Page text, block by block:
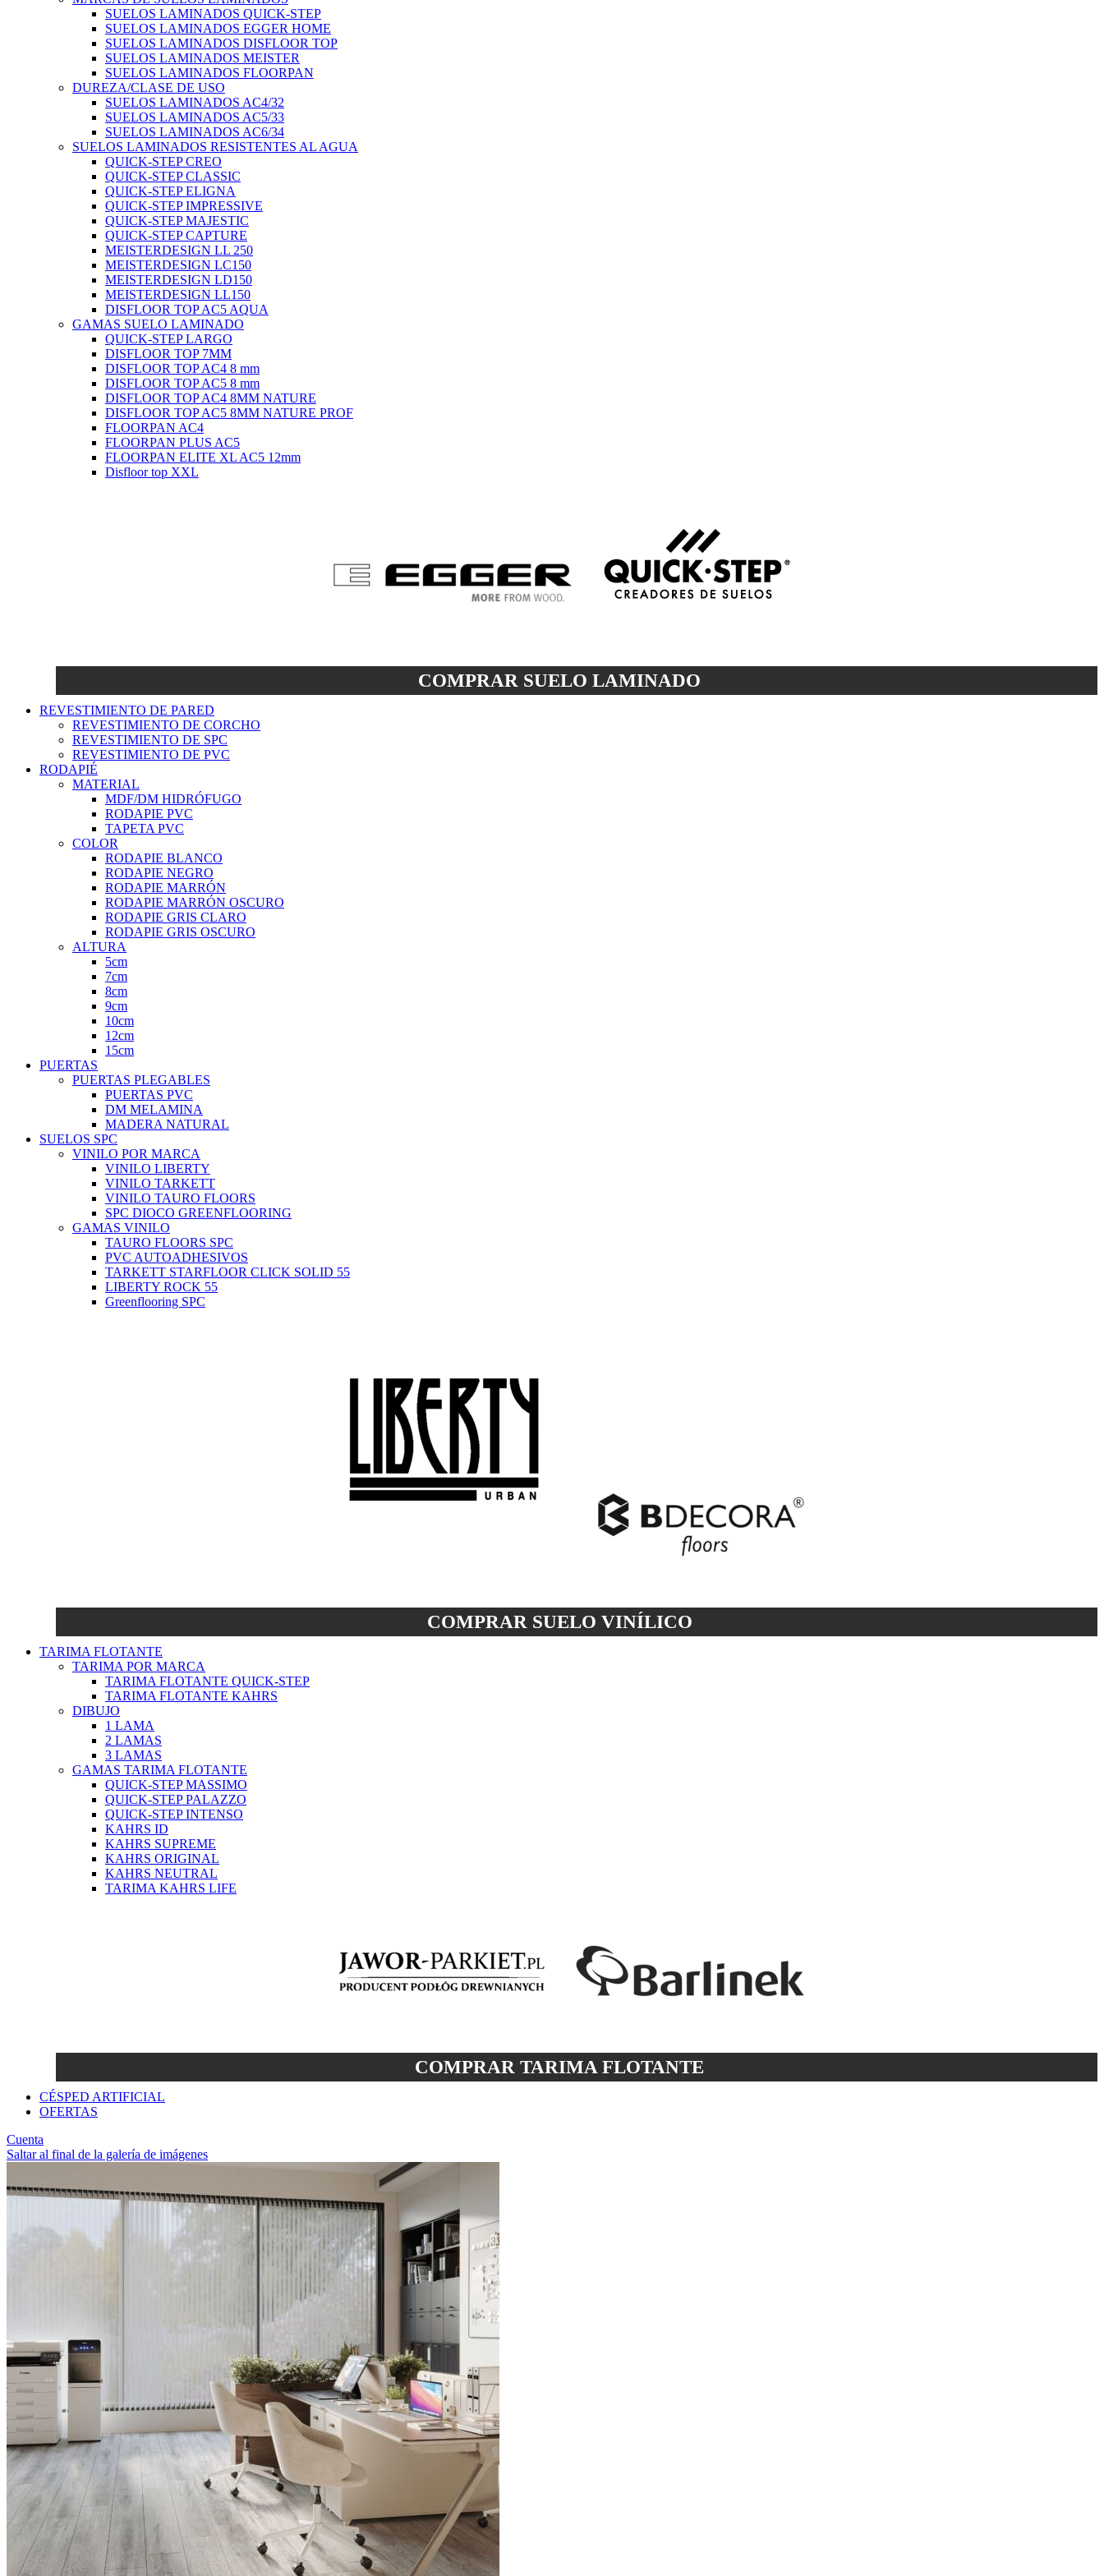
SUELOS LAMINADOS QUICK-STEP
SUELOS LAMINADOS EGGER HOME
SUELOS LAMINADOS DISFLOOR TOP
SUELOS LAMINADOS MEISTER
SUELOS LAMINADOS FLOORPAN
DUREZA/CLASE DE USO
SUELOS LAMINADOS AC4/32
SUELOS LAMINADOS AC5/33
SUELOS LAMINADOS AC6/34
SUELOS LAMINADOS RESISTENTES AL AGUA
QUICK-STEP CREO
QUICK-STEP CLASSIC
QUICK-STEP ELIGNA
QUICK-STEP IMPRESSIVE
QUICK-STEP MAJESTIC
QUICK-STEP CAPTURE
MEISTERDESIGN LL 250
MEISTERDESIGN LC150
MEISTERDESIGN LD150
MEISTERDESIGN LL150
DISFLOOR TOP AC5 AQUA
GAMAS SUELO LAMINADO
QUICK-STEP LARGO
DISFLOOR TOP 7MM
DISFLOOR TOP AC4 8 mm
DISFLOOR TOP AC5 8 mm
DISFLOOR TOP AC4 8MM NATURE
DISFLOOR TOP AC5 8MM NATURE PROF
FLOORPAN AC4
FLOORPAN PLUS AC5
FLOORPAN ELITE XL AC5 12mm
Disfloor top XXL
COMPRAR SUELO LAMINADO
REVESTIMIENTO DE PARED
REVESTIMIENTO DE CORCHO
REVESTIMIENTO DE SPC
REVESTIMIENTO DE PVC
RODAPIÉ
MATERIAL
MDF/DM HIDRÓFUGO
RODAPIE PVC
TAPETA PVC
COLOR
RODAPIE BLANCO
RODAPIE NEGRO
RODAPIE MARRÓN
RODAPIE MARRÓN OSCURO
RODAPIE GRIS CLARO
RODAPIE GRIS OSCURO
ALTURA
5cm
7cm
8cm
9cm
10cm
12cm
15cm
PUERTAS
PUERTAS PLEGABLES
PUERTAS PVC
DM MELAMINA
MADERA NATURAL
SUELOS SPC
VINILO POR MARCA
VINILO LIBERTY
VINILO TARKETT
VINILO TAURO FLOORS
SPC DIOCO GREENFLOORING
GAMAS VINILO
TAURO FLOORS SPC
PVC AUTOADHESIVOS
TARKETT STARFLOOR CLICK SOLID 55
LIBERTY ROCK 55
Greenflooring SPC
COMPRAR SUELO VINÍLICO
TARIMA FLOTANTE
TARIMA POR MARCA
TARIMA FLOTANTE QUICK-STEP
TARIMA FLOTANTE KAHRS
DIBUJO
1 LAMA
2 LAMAS
3 LAMAS
GAMAS TARIMA FLOTANTE
QUICK-STEP MASSIMO
QUICK-STEP PALAZZO
QUICK-STEP INTENSO
KAHRS ID
KAHRS SUPREME
KAHRS ORIGINAL
KAHRS NEUTRAL
TARIMA KAHRS LIFE
COMPRAR TARIMA FLOTANTE
CÉSPED ARTIFICIAL
OFERTAS
Cuenta
Saltar al final de la galería de imágenes